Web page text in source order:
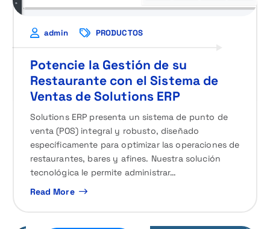
admin PRODUCTOS
Potencie la Gestión de su
Restaurante con el Sistema de
Ventas de Solutions ERP
Solutions ERP presenta un sistema de punto de
venta (POS) integral y robusto, diseñado
específicamente para optimizar las operaciones de
restaurantes, bares y afines. Nuestra solución
tecnológica le permite administrar…
Read More